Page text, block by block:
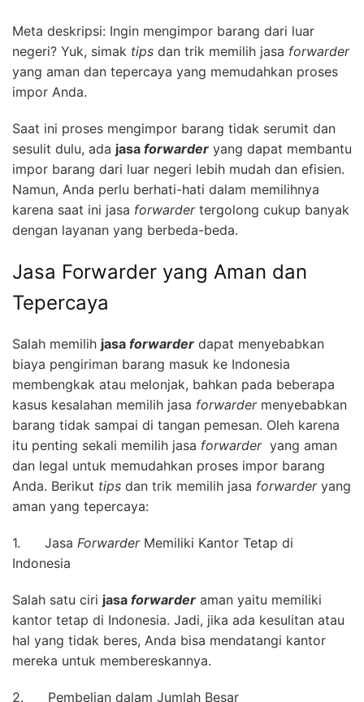
Meta deskripsi: Ingin mengimpor barang dari luar
negeri? Yuk, simak tips dan trik memilih jasa forwarder
yang aman dan tepercaya yang memudahkan proses
impor Anda.
Saat ini proses mengimpor barang tidak serumit dan
sesulit dulu, ada jasa forwarder yang dapat membantu
impor barang dari luar negeri lebih mudah dan efisien.
Namun, Anda perlu berhati-hati dalam memilihnya
karena saat ini jasa forwardertergolong cukup banyak
dengan layanan yang berbeda-beda.
Jasa Forwarder yang Aman dan
Tepercaya
Salah memilih jasa forwarder dapat menyebabkan
biaya pengiriman barang masuk ke Indonesia
membengkak atau melonjak, bahkan pada beberapa
kasus kesalahan memilih jasa forwardermenyebabkan
barang tidak sampai di tangan pemesan. Oleh karena
itu penting sekali memilih jasa forwarderyang aman
dan legal untuk memudahkan proses impor barang
Anda. Berikut tips dan trik memilih jasa forwarderyang
aman yang tepercaya:
1. Jasa Forwarder Memiliki Kantor Tetap di
Indonesia
Salah satu ciri jasa forwarder aman yaitu memiliki
kantor tetap di Indonesia. Jadi, jika ada kesulitan atau
hal yang tidak beres, Anda bisa mendatangi kantor
mereka untuk membereskannya.
2. Pembelian dalam Jumlah Besar